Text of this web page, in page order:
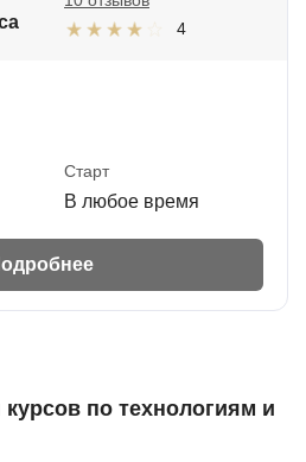
4
Старт
В любое время
по технологиям и